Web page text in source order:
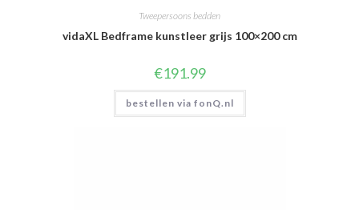
Tweepersoons bedden
vidaXL Bedframe kunstleer grijs 100×200 cm
€191.99
bestellen via fonQ.nl